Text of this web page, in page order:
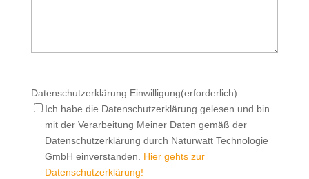
Datenschutzerklärung Einwilligung(erforderlich)
Ich habe die Datenschutzerklärung gelesen und bin
mit der Verarbeitung Meiner Daten gemäß der
Datenschutzerklärung durch Naturwatt Technologie
GmbH einverstanden. Hier gehts zur
Datenschutzerklärung!